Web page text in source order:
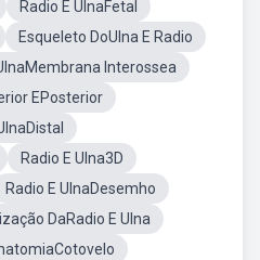
Radio E UlnaFetal
Esqueleto DoUlna E Radio
Interossea
EPosterior
Radio E Ulna3D
Radio E UlnaDesemho
DaRadio E Ulna